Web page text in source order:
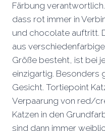
Färbung
dass rot immer in
und chocolate auftritt.
aus
Größe besteht, ist bei
einzigartig. Besonders
Gesicht. Tortiepoint
Verpaarung von red/
Katzen in den
sind dann immer